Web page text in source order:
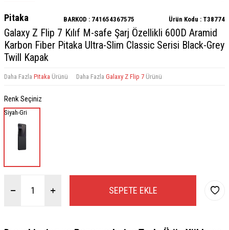
Pitaka BARKOD : 741654367575 Ürün Kodu : T38774
Galaxy Z Flip 7 Kılıf M-safe Şarj Özellikli 600D Aramid
Karbon Fiber Pitaka Ultra-Slim Classic Serisi Black-Grey
Twill Kapak
Daha Fazla Pitaka Ürünü Daha Fazla Galaxy Z Flip 7 Ürünü
Renk Seçiniz
Siyah-Gri
SEPETE EKLE